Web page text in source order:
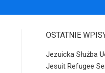
OSTATNIE
Jezuicka Służba
Jesuit Refugee